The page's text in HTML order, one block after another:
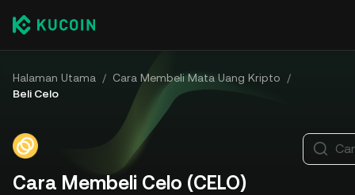
Halaman Utama / Cara Membeli Mata Uang Kripto
/
Beli Celo
Cara Membeli Celo (CELO)